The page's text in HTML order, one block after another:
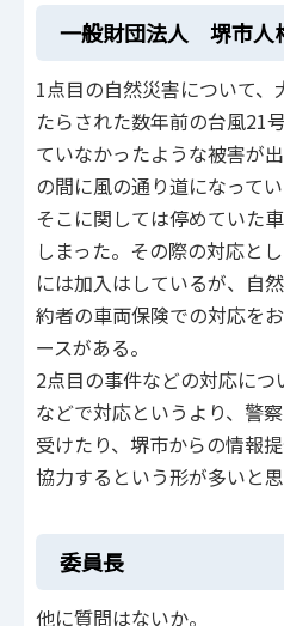
一般財団法人 堺市人
1点目の自然災害について、
たらされた数年前の台風21
ていなかったような被害が
の間に風の通り道になって
そこに関しては停めていた
しまった。その際の対応と
には加入はしているが、自
約者の車両保険での対応を
ースがある。
2点目の事件などの対応に
などで対応というより、警
受けたり、堺市からの情報
協力するという形が多いと思
委員長
他に質問はないか。